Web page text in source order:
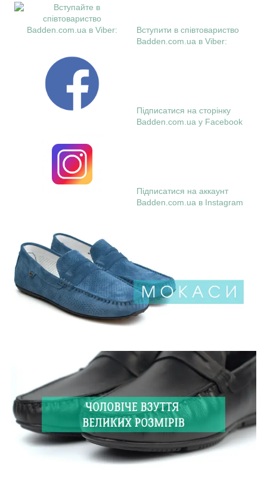
Вступити в співтовариство
Badden.com.ua в Viber:
Підписатися на сторінку
Badden.com.ua у Facebook
Підписатися на аккаунт
Badden.com.ua в Instagram